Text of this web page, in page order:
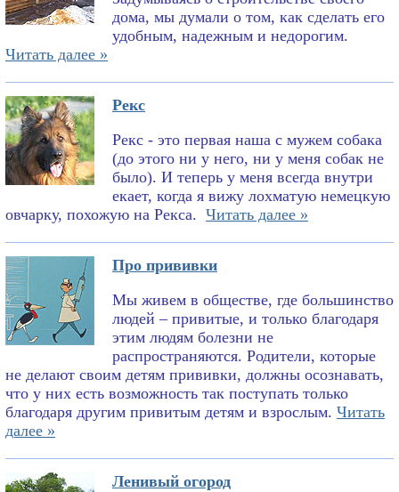
дома, мы думали о том, как сделать его
удобным, надежным и недорогим.
Читать далее »
Рекс
Рекс - это первая наша с мужем собака
(до этого ни у него, ни у меня собак не
было). И теперь у меня всегда внутри
екает, когда я вижу лохматую немецкую
овчарку, похожую на Рекса. Читать далее »
Про прививки
Мы живем в обществе, где большинство
людей – привитые, и только благодаря
этим людям болезни не
распространяются. Родители, которые
не делают своим детям прививки, должны осознавать,
что у них есть возможность так поступать только
благодаря другим привитым детям и взрослым. Читать
далее »
Ленивый огород